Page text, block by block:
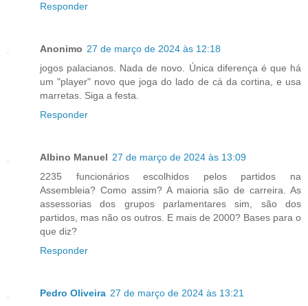
Responder
Anonimo 27 de março de 2024 às 12:18
jogos palacianos. Nada de novo. Única diferença é que há
um "player" novo que joga do lado de cá da cortina, e usa
marretas. Siga a festa.
Responder
Albino Manuel 27 de março de 2024 às 13:09
2235 funcionários escolhidos pelos partidos na
Assembleia? Como assim? A maioria são de carreira. As
assessorias dos grupos parlamentares sim, são dos
partidos, mas não os outros. E mais de 2000? Bases para o
que diz?
Responder
Pedro Oliveira 27 de março de 2024 às 13:21